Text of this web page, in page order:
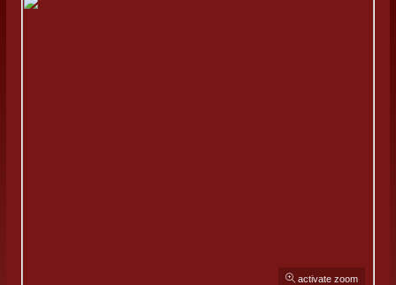
activate zoom